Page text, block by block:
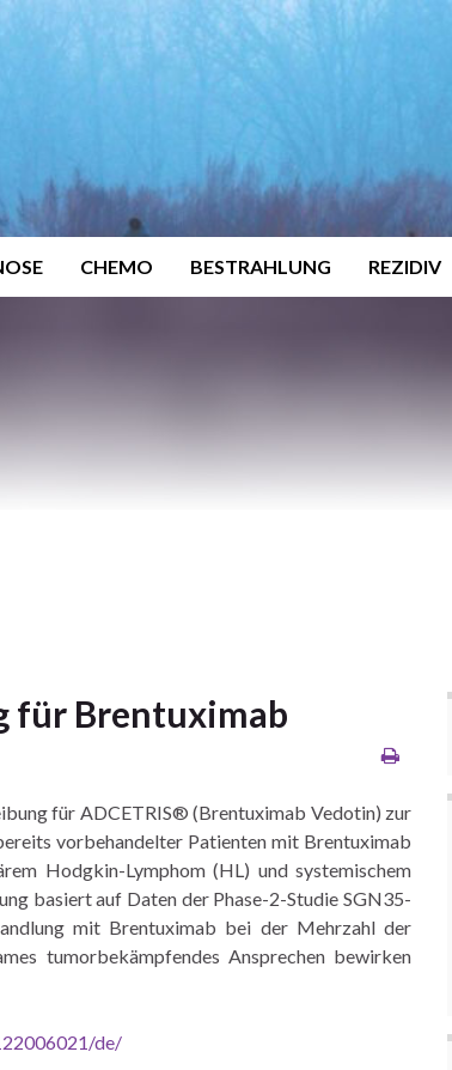
CHEMO BESTRAHLUNG REZIDIV
für Brentuximab
für ADCETRIS® (Brentuximab Vedotin) zur
vorbehandelter Patienten mit Brentuximab
Hodgkin-Lymphom (HL) und systemischem
basiert auf Daten der Phase-2-Studie SGN35-
mit Brentuximab bei der Mehrzahl der
tumorbekämpfendes Ansprechen bewirken
de/